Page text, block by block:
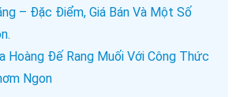
– Đặc Điểm, Giá Bán Và Một Số
Hoàng Đế Rang Muối Với Công Thức
Ngon